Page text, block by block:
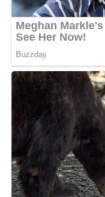
Zutaten
500 g Wildfleisch
500 g Wildknochen
einige
1 Zwiebel